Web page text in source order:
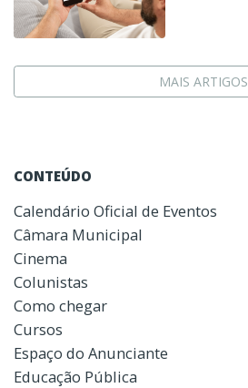
MAIS ARTIGOS
CONTEÚDO
Calendário Oficial de Eventos
Câmara Municipal
Cinema
Colunistas
Como chegar
Cursos
Espaço do Anunciante
Educação Pública